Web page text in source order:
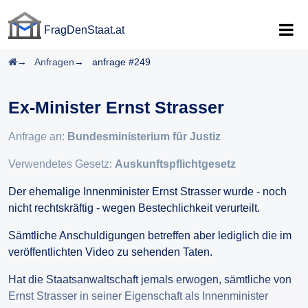
FragDenStaat.at
Startseite
Anfragen anfrage #249
Ex-Minister Ernst Strasser
Anfrage an: Bundesministerium für Justiz
Verwendetes Gesetz: Auskunftspflichtgesetz
Der ehemalige Innenminister Ernst Strasser wurde - noch
nicht rechtskräftig - wegen Bestechlichkeit verurteilt.
Sämtliche Anschuldigungen betreffen aber lediglich die im
veröffentlichten Video zu sehenden Taten.
Hat die Staatsanwaltschaft jemals erwogen, sämtliche von
Ernst Strasser in seiner Eigenschaft als Innenminister